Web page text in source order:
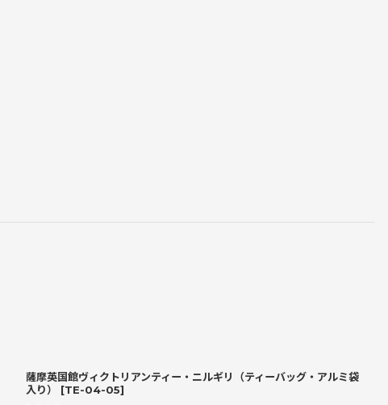
薩摩英国館ヴィクトリアンティー・ニルギリ（ティーバッグ・アルミ袋
入り）
[TE-04-05]